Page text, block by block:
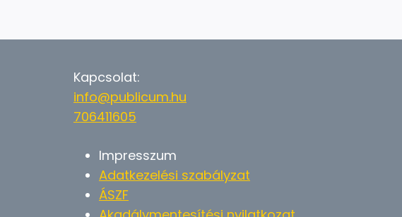
Kapcsolat:
info@publicum.hu
706411605
Impresszum
Adatkezelési szabályzat
ÁSZF